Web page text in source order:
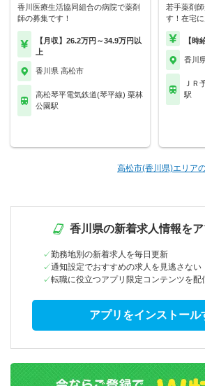
香川医療生活協同組合の病院で薬剤
師の募集です！
【月収】26.2万円～34.9万円以
上
香川県 高松市
高松琴平電気鉄道(琴平線) 栗林
公園駅
若手薬剤
す！在宅
【時
香川
ＪＲ
駅
高松市(香川県)エリア
香川県の新着求人情報を
勤務地別の新着求人を毎日更新
通知設定でおすすめの求人を見逃さない
転職に役立つアプリ限定コンテンツを配
アプリをインストール